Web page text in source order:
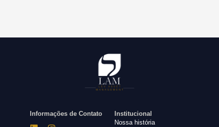
Informações de Contato
Institucional
Nossa história